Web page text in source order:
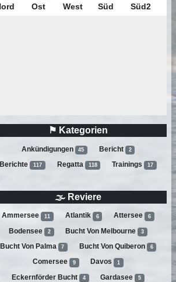
⚑ Kategorien
Ankündigungen 45 Bericht 2
Berichte 117 Regatta 118 Trainings 17
🌫 Reviere
Ammersee 11 Atlantik 6 Attersee 6
Bodensee 2 Bucht Von Melbourne 3
Bucht Von Palma 7 Bucht Von Quiberon 6
Comersee 9 Davos 1
Eckernförder Bucht 4 Gardasee 5